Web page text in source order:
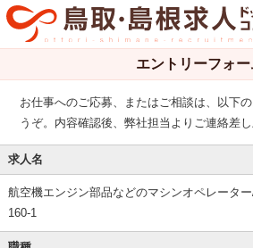
エントリーフォー
お仕事へのご応募、またはご相談は、以下
うぞ。内容確認後、弊社担当よりご連絡差し
求人名
航空機エンジン部品などのマシンオペレータ
160-1